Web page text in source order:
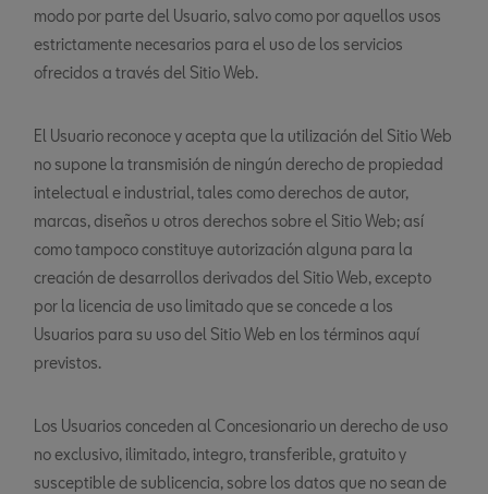
modo por parte del Usuario, salvo como por aquellos usos
estrictamente necesarios para el uso de los servicios
ofrecidos a través del Sitio Web.
El Usuario reconoce y acepta que la utilización del Sitio Web
no supone la transmisión de ningún derecho de propiedad
intelectual e industrial, tales como derechos de autor,
marcas, diseños u otros derechos sobre el Sitio Web; así
como tampoco constituye autorización alguna para la
creación de desarrollos derivados del Sitio Web, excepto
por la licencia de uso limitado que se concede a los
Usuarios para su uso del Sitio Web en los términos aquí
previstos.
Los Usuarios conceden al Concesionario un derecho de uso
no exclusivo, ilimitado, integro, transferible, gratuito y
susceptible de sublicencia, sobre los datos que no sean de